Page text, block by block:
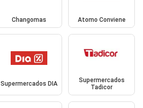
Changomas Atomo Conviene
Supermercados DIA
Supermercados
Tadicor